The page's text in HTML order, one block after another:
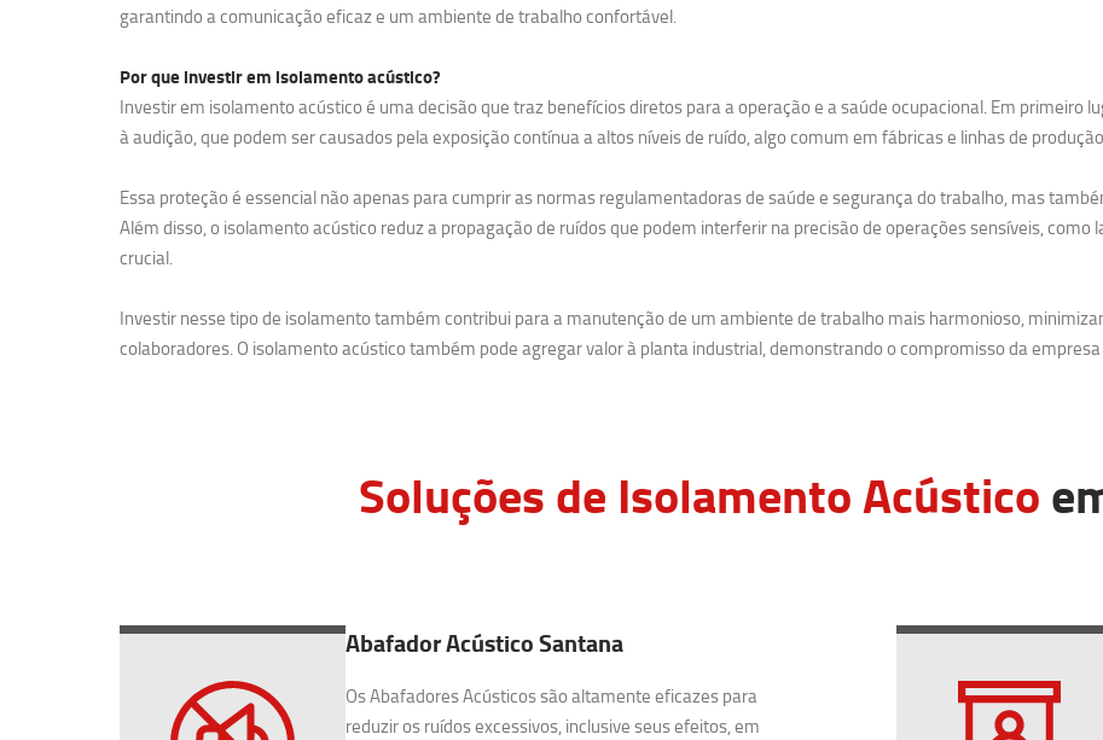
garantindo a comunicação eficaz e um ambiente de trabalho confortável.
Por que investir em isolamento acústico?
Investir em isolamento acústico é uma decisão que traz benefícios diretos para a operação e a saúde ocupacional. Em primeiro
à audição, que podem ser causados pela exposição contínua a altos níveis de ruído, algo comum em fábricas e linhas de
Essa proteção é essencial não apenas para cumprir as normas regulamentadoras de saúde e segurança do trabalho, mas
Além disso, o isolamento acústico reduz a propagação de ruídos que podem interferir na precisão de operações sensíveis,
crucial.
Investir nesse tipo de isolamento também contribui para a manutenção de um ambiente de trabalho mais harmonioso,
colaboradores. O isolamento acústico também pode agregar valor à planta industrial, demonstrando o compromisso da
Soluções de Isolamento Acústico
Abafador Acústico Santana
Os Abafadores Acústicos são altamente eficazes para
reduzir os ruídos excessivos, inclusive seus efeitos, em